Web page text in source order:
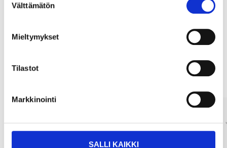
valinta
Välttämätön
Mieltymykset
Tilastot
Markkinointi
SALLI KAIKKI
Andra kunder köpte också